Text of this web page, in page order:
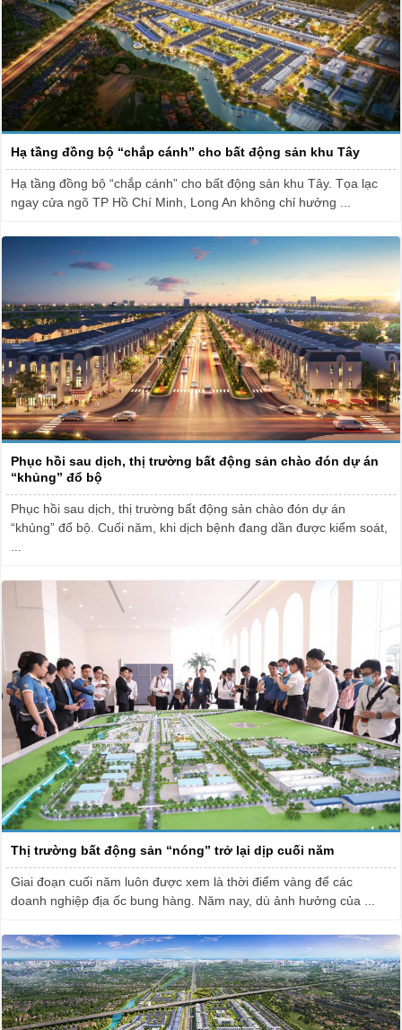
Hạ tầng đồng bộ “chắp cánh” cho bất động sản khu Tây
Hạ tầng đồng bộ “chắp cánh” cho bất động sản khu Tây. Tọa lạc
ngay cửa ngõ TP Hồ Chí Minh, Long An không chỉ hưởng ...
Phục hồi sau dịch, thị trường bất động sản chào đón dự án
“khủng” đổ bộ
Phục hồi sau dịch, thị trường bất động sản chào đón dự án
“khủng” đổ bộ. Cuối năm, khi dịch bệnh đang dần được kiểm soát,
Thị trường bất động sản “nóng” trở lại dịp cuối năm
Giai đoạn cuối năm luôn được xem là thời điểm vàng để các
doanh nghiệp địa ốc bung hàng. Năm nay, dù ảnh hưởng của ...